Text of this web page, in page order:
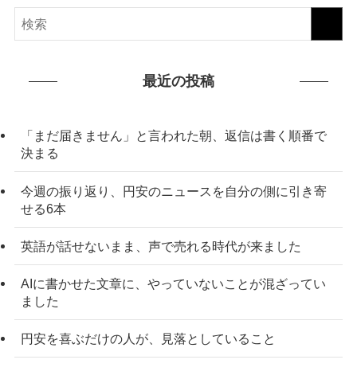
最近の投稿
「まだ届きません」と言われた朝、返信は書く順番で
決まる
今週の振り返り、円安のニュースを自分の側に引き寄
せる6本
英語が話せないまま、声で売れる時代が来ました
AIに書かせた文章に、やっていないことが混ざってい
ました
円安を喜ぶだけの人が、見落としていること